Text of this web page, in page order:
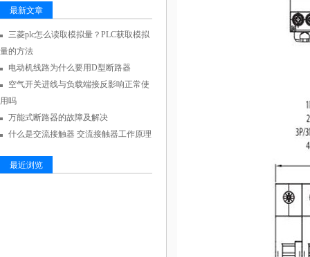
最新文章
三菱plc怎么读取模拟量？PLC获取模拟
量的方法
电动机线路为什么要用D型断路器
空气开关进线与负载端接反影响正常使
用吗
万能式断路器的故障及解决
什么是交流接触器 交流接触器工作原理
最近浏览